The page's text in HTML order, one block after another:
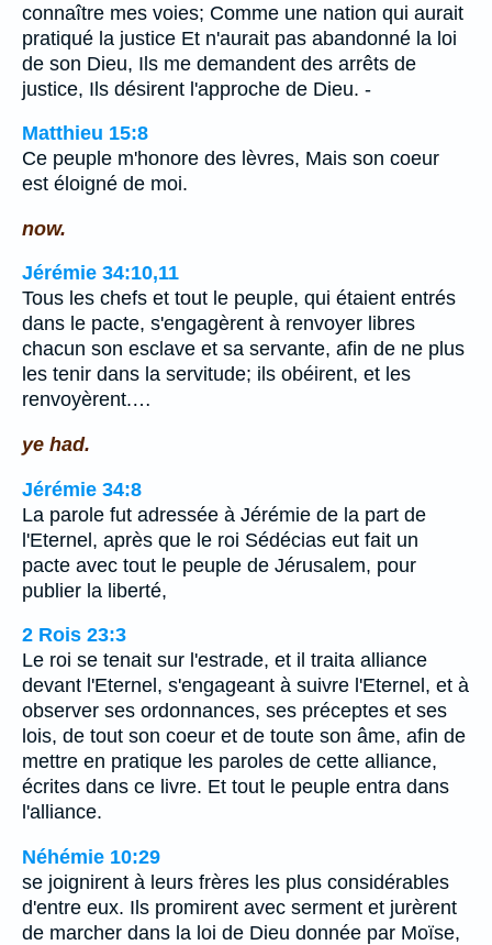
connaître mes voies; Comme une nation qui aurait
pratiqué la justice Et n'aurait pas abandonné la loi
de son Dieu, Ils me demandent des arrêts de
justice, Ils désirent l'approche de Dieu. -
Matthieu 15:8
Ce peuple m'honore des lèvres, Mais son coeur
est éloigné de moi.
now.
Jérémie 34:10,11
Tous les chefs et tout le peuple, qui étaient entrés
dans le pacte, s'engagèrent à renvoyer libres
chacun son esclave et sa servante, afin de ne plus
les tenir dans la servitude; ils obéirent, et les
renvoyèrent.…
ye had.
Jérémie 34:8
La parole fut adressée à Jérémie de la part de
l'Eternel, après que le roi Sédécias eut fait un
pacte avec tout le peuple de Jérusalem, pour
publier la liberté,
2 Rois 23:3
Le roi se tenait sur l'estrade, et il traita alliance
devant l'Eternel, s'engageant à suivre l'Eternel, et à
observer ses ordonnances, ses préceptes et ses
lois, de tout son coeur et de toute son âme, afin de
mettre en pratique les paroles de cette alliance,
écrites dans ce livre. Et tout le peuple entra dans
l'alliance.
Néhémie 10:29
se joignirent à leurs frères les plus considérables
d'entre eux. Ils promirent avec serment et jurèrent
de marcher dans la loi de Dieu donnée par Moïse,